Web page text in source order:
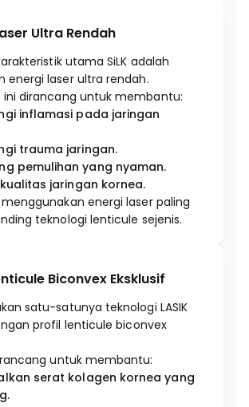
Ultra Rendah
utama SiLK adalah
energi laser ultra rendah.
ini dirancang untuk membantu:
inflamasi pada jaringan
trauma jaringan.
pemulihan yang nyaman.
jaringan kornea.
menggunakan energi laser paling
teknologi lenticule sejenis.
Biconvex Eksklusif
satu-satunya teknologi LASIK
profil lenticule biconvex
untuk membantu:
serat kolagen kornea yang